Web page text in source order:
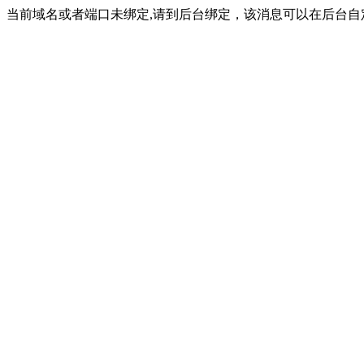
当前域名或者端口未绑定,请到后台绑定，该消息可以在后台自